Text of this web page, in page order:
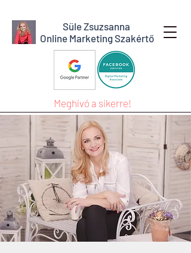
Süle Zsuzsanna
Online Marketing Szakértő
Meghívó a sikerre!